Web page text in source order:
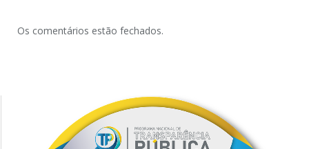
Os comentários estão fechados.